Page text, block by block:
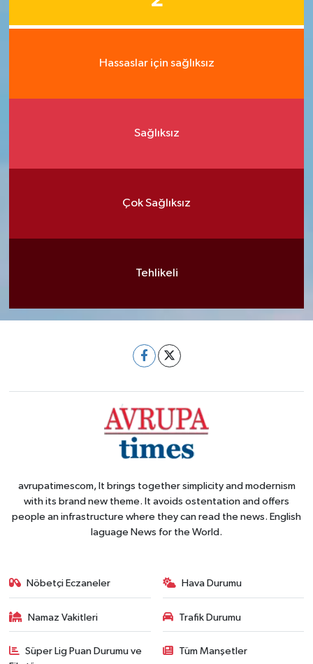
Hassaslar için sağlıksız
Sağlıksız
Çok Sağlıksız
Tehlikeli
avrupatimescom, It brings together simplicity and modernism
with its brand new theme. It avoids ostentation and offers
people an infrastructure where they can read the news. English
laguage News for the World.
Nöbetçi Eczaneler Hava Durumu
Namaz Vakitleri Trafik Durumu
Süper Lig Puan Durumu ve
Tüm Manşetler